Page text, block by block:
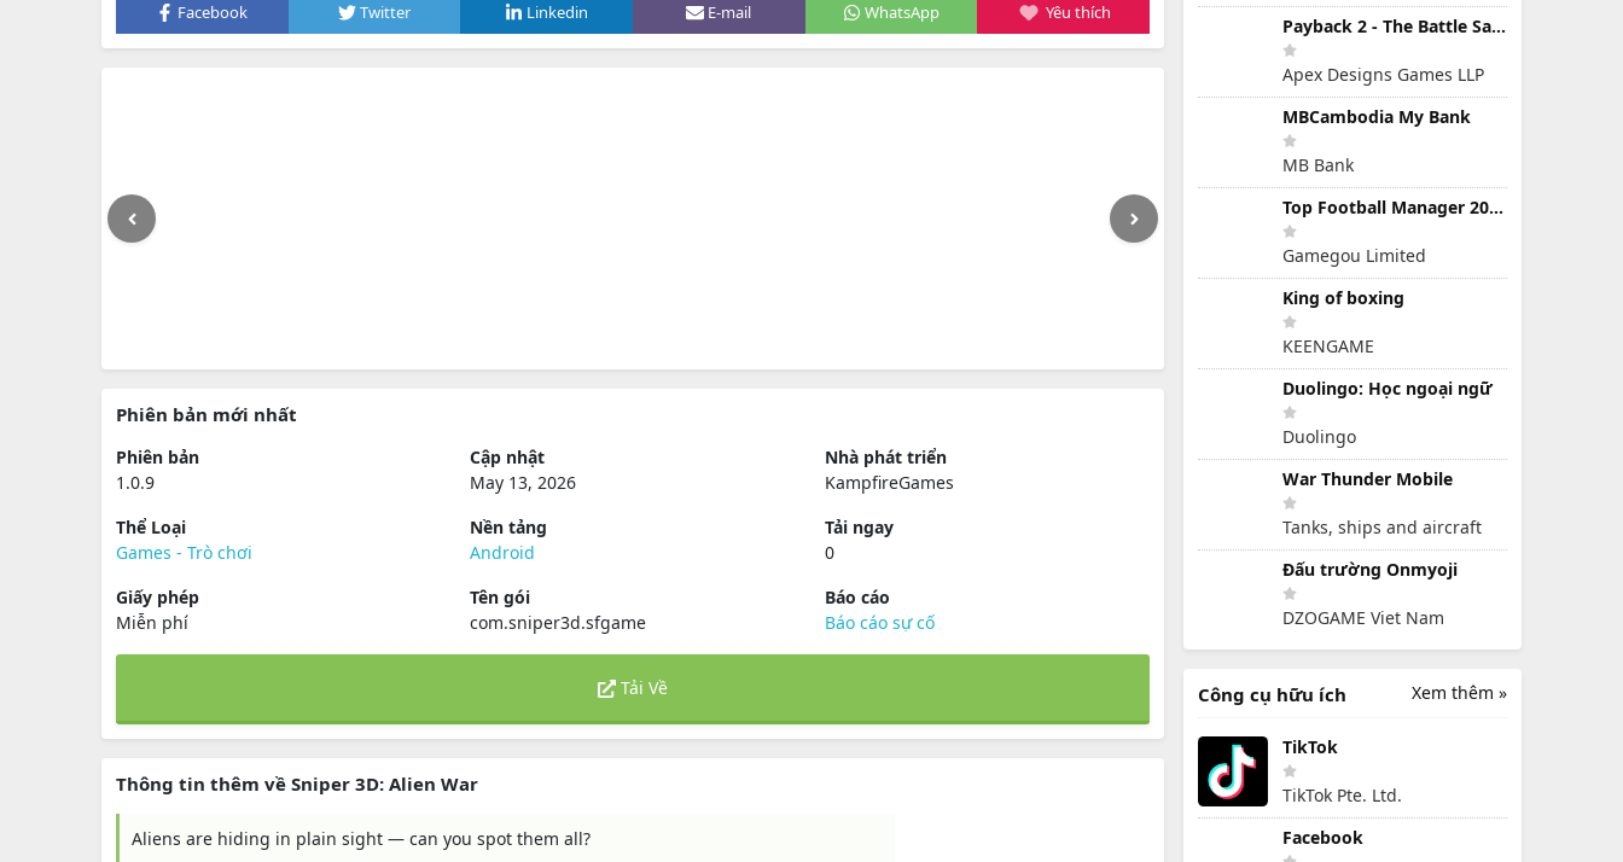
Facebook Twitter Linkedin E-mail WhatsApp Yêu thích
Phiên bản mới nhất
Phiên bản
1.0.9
Cập nhật
May 13, 2026
Nhà phát triển
KampfireGames
Thể Loại
Games - Trò chơi
Nền tảng
Android
Tải ngay
0
Giấy phép
Miễn phí
Tên gói
com.sniper3d.sfgame
Báo cáo
Báo cáo sự cố
Tải Về
Thông tin thêm về Sniper 3D: Alien War
Aliens are hiding in plain sight — can you spot them all?
Payback 2 - The Battle Sandbox
Apex Designs Games LLP
MBCambodia My Bank
MB Bank
Top Football Manager 2024
Gamegou Limited
King of boxing
KEENGAME
Duolingo: Học ngoại ngữ
Duolingo
War Thunder Mobile
Tanks, ships and aircraft
Đấu trường Onmyoji
DZOGAME Viet Nam
Xem thêm »
Công cụ hữu ích
TikTok
TikTok Pte. Ltd.
Facebook